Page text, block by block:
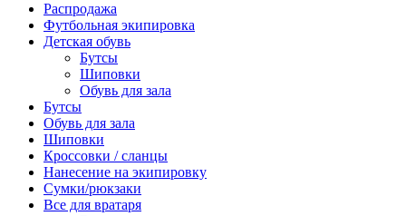
Распродажа
Футбольная экипировка
Детская обувь
Бутсы
Шиповки
Обувь для зала
Бутсы
Обувь для зала
Шиповки
Кроссовки / сланцы
Нанесение на экипировку
Сумки/рюкзаки
Все для вратаря